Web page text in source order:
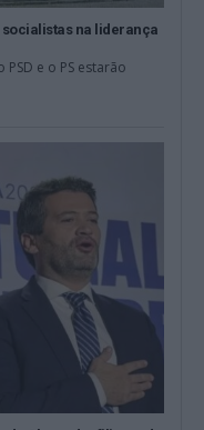
socialistas na liderança
e o PS estarão